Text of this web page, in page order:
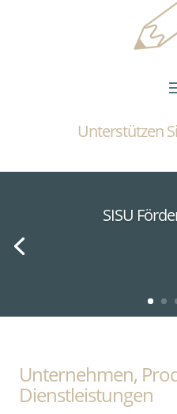
Unterstützen
SISU
Unternehmen,
Dienstleistungen